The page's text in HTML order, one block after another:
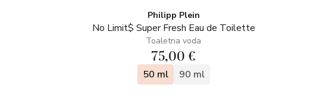
Philipp Plein
No Limit$ Super Fresh Eau de Toilette
Toaletna voda
75,00 €
50 ml 90 ml